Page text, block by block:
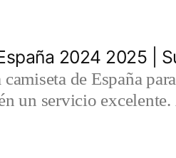
2024 2025 |
de España
un servicio excelente.